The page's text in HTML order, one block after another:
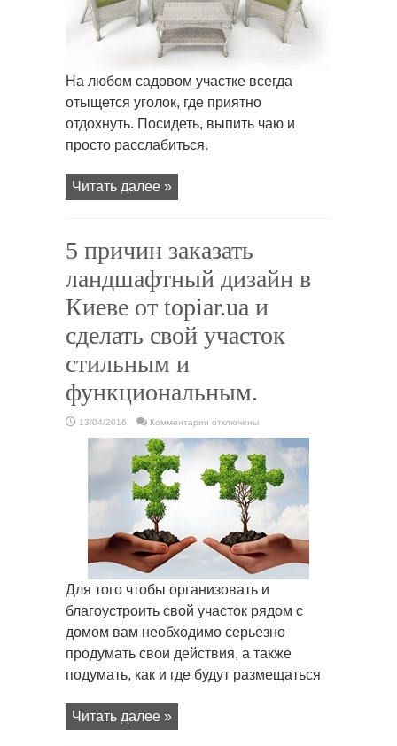
мебели
«Astela
Mebel»
На любом садовом участке всегда
отыщется уголок, где приятно
отдохнуть. Посидеть, выпить чаю и
просто расслабиться.
Читать далее »
5 причин заказать
ландшафтный дизайн в
Киеве от topiar.ua и
сделать свой участок
стильным и
функциональным.
13/04/2016 Комментарии
5
причин
заказать
ландшафтный
дизайн
в
Киеве
topiar.ua
сделать
свой
участок
стильным
функциональным.
отключены
Для того чтобы организовать и
благоустроить свой участок рядом с
домом вам необходимо серьезно
продумать свои действия, а также
подумать, как и где будут размещаться
Читать далее »